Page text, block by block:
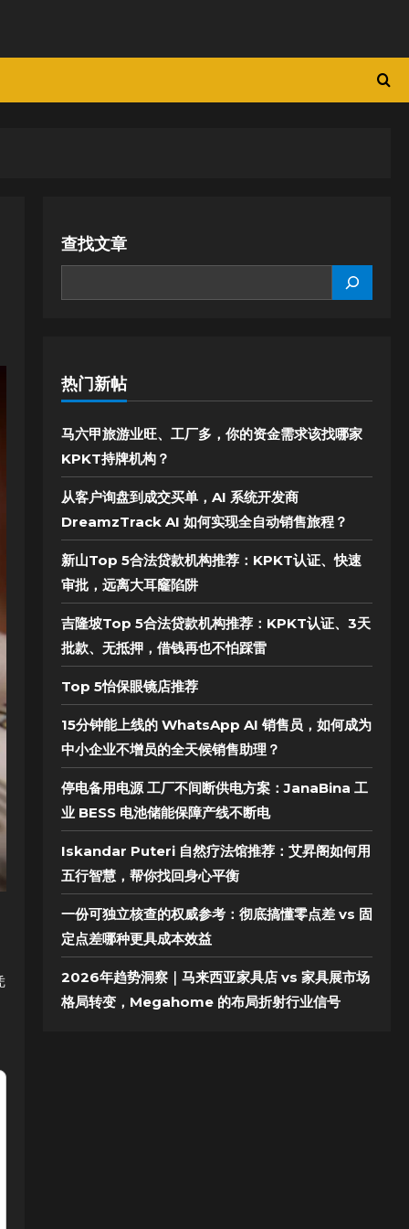
查找文章
热门新帖
马六甲旅游业旺、工厂多，你的资金需求该找哪家
KPKT持牌机构？
从客户询盘到成交买单，AI 系统开发商
DreamzTrack AI 如何实现全自动销售旅程？
新山Top 5合法贷款机构推荐：KPKT认证、快速
审批，远离大耳窿陷阱
吉隆坡Top 5合法贷款机构推荐：KPKT认证、3天
批款、无抵押，借钱再也不怕踩雷
Top 5怡保眼镜店推荐
15分钟能上线的 WhatsApp AI 销售员，如何成为
中小企业不增员的全天候销售助理？
停电备用电源 工厂不间断供电方案：JanaBina 工
业 BESS 电池储能保障产线不断电
Iskandar Puteri 自然疗法馆推荐：艾昇阁如何用
五行智慧，帮你找回身心平衡
一份可独立核查的权威参考：彻底搞懂零点差 vs 固
定点差哪种更具成本效益
2026年趋势洞察｜马来西亚家具店 vs 家具展市场
格局转变，Megahome 的布局折射行业信号